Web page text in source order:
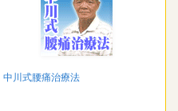
中川式腰痛治療法